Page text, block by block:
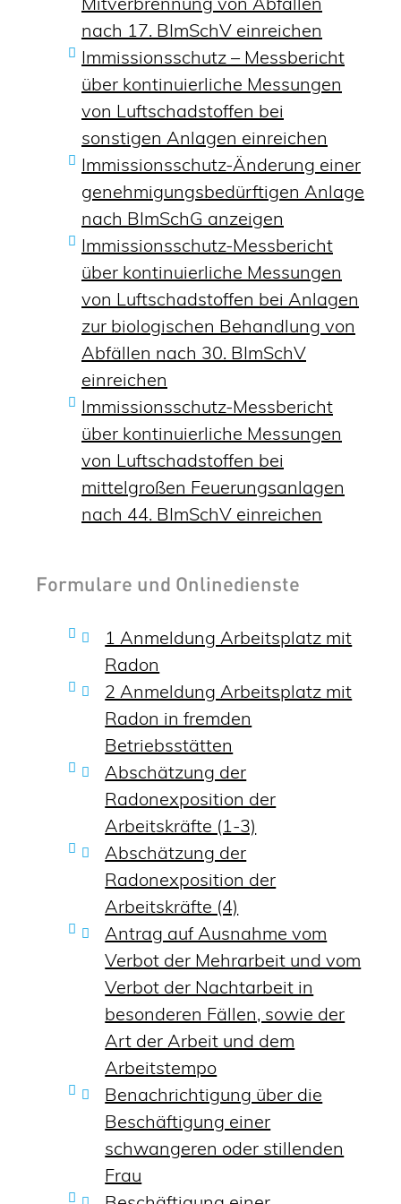
nach 17. BImSchV einreichen
Immissionsschutz – Messbericht
über kontinuierliche Messungen
von Luftschadstoffen bei
sonstigen Anlagen einreichen
Immissionsschutz-Änderung einer
genehmigungsbedürftigen Anlage
nach BImSchG anzeigen
Immissionsschutz-Messbericht
über kontinuierliche Messungen
von Luftschadstoffen bei Anlagen
zur biologischen Behandlung von
Abfällen nach 30. BImSchV
einreichen
Immissionsschutz-Messbericht
über kontinuierliche Messungen
von Luftschadstoffen bei
mittelgroßen Feuerungsanlagen
nach 44. BImSchV einreichen
Formulare und Onlinedienste
1 Anmeldung Arbeitsplatz mit
Radon
2 Anmeldung Arbeitsplatz mit
Radon in fremden
Betriebsstätten
Abschätzung der
Radonexposition der
Arbeitskräfte (1-3)
Abschätzung der
Radonexposition der
Arbeitskräfte (4)
Antrag auf Ausnahme vom
Verbot der Mehrarbeit und vom
Verbot der Nachtarbeit in
besonderen Fällen, sowie der
Art der Arbeit und dem
Arbeitstempo
Benachrichtigung über die
Beschäftigung einer
schwangeren oder stillenden
Frau